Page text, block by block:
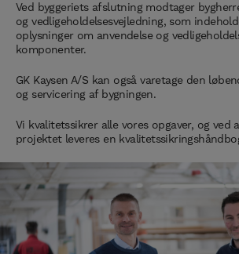
Ved byggeriets afslutning modtager
og vedligeholdelsesvejledning, som
oplysninger om anvendelse og
komponenter.
GK Kaysen A/S kan også varetage den
og servicering af bygningen.
Vi kvalitetssikrer alle vores opgaver, og ved
projektet leveres en